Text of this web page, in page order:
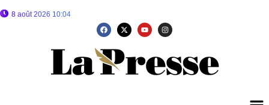
8 août 2026 10:04